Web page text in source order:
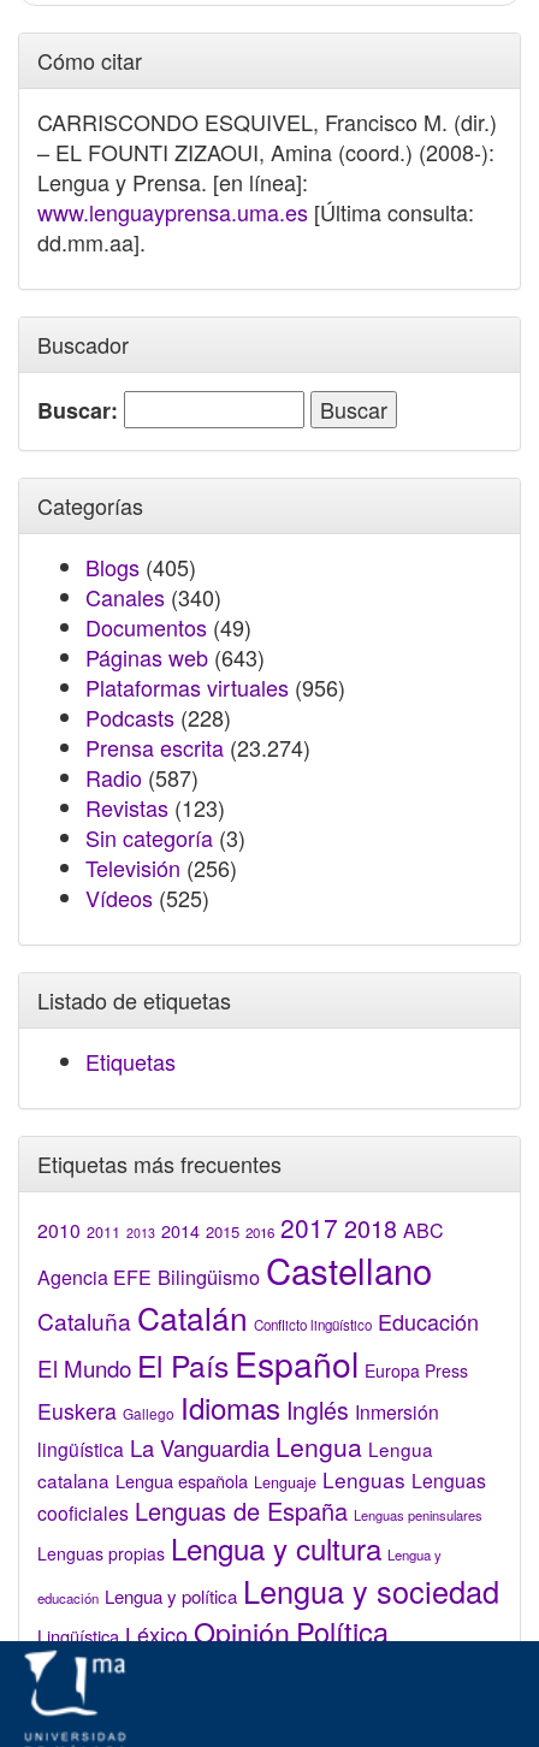
Cómo citar
CARRISCONDO ESQUIVEL, Francisco M. (dir.)
– EL FOUNTI ZIZAOUI, Amina (coord.) (2008-):
Lengua y Prensa. [en línea]:
www.lenguayprensa.uma.es [Última consulta:
dd.mm.aa].
Buscador
Buscar:
Categorías
Blogs (405)
Canales (340)
Documentos (49)
Páginas web (643)
Plataformas virtuales (956)
Podcasts (228)
Prensa escrita (23.274)
Radio (587)
Revistas (123)
Sin categoría (3)
Televisión (256)
Vídeos (525)
Listado de etiquetas
Etiquetas
Etiquetas más frecuentes
2010 2011 2013 2014 2015 2016 2017 2018 ABC
Agencia EFE Bilingüismo Castellano
Cataluña Catalán Conflicto lingüístico Educación
El Mundo El País Español Europa Press
Euskera Gallego Idiomas Inglés Inmersión
lingüística La Vanguardia Lengua Lengua
catalana Lengua española Lenguaje Lenguas Lenguas
cooficiales Lenguas de España Lenguas peninsulares
Lenguas propias Lengua y cultura Lengua y
educación Lengua y política Lengua y sociedad
Lingüística LéxicoOpiniónPolítica
lingüística
Valenciano